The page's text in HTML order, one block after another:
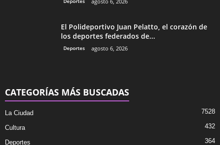
El Polideportivo Juan Pelatto, el corazón de
los deportes federados de...
Deportes agosto 6, 2026
CATEGORÍAS MÁS BUSCADAS
La Ciudad 7528
Cultura 432
Deportes 364